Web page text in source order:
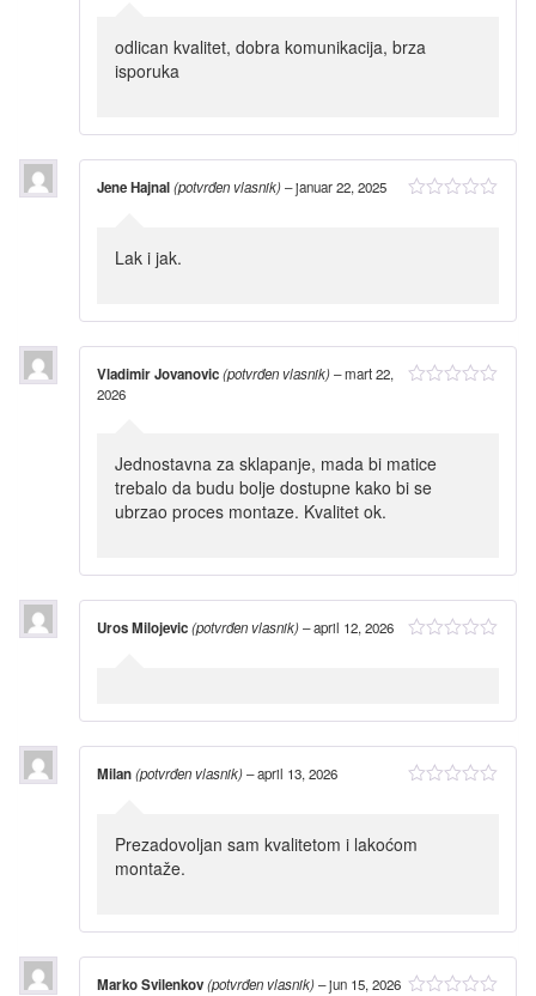
odlican kvalitet, dobra komunikacija, brza
isporuka
Jene Hajnal(potvrđen vlasnik)–januar 22, 2025
Lak i jak.
Vladimir Jovanovic(potvrđen vlasnik)–mart 22,
2026
Jednostavna za sklapanje, mada bi matice
trebalo da budu bolje dostupne kako bi se
ubrzao proces montaze. Kvalitet ok.
Uros Milojevic(potvrđen vlasnik)–april 12, 2026
Milan(potvrđen vlasnik)–april 13, 2026
Prezadovoljan sam kvalitetom i lakoćom
montaže.
Marko Svilenkov(potvrđen vlasnik)–jun 15, 2026